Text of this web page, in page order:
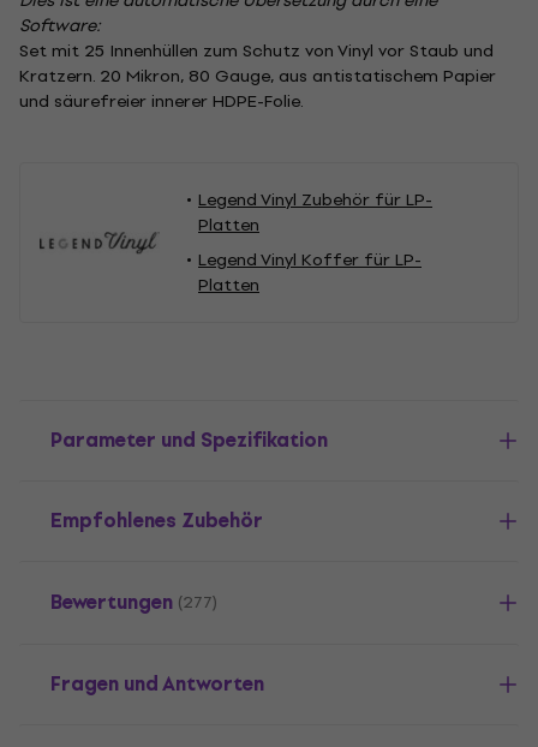
Software:
Set mit 25 Innenhüllen zum Schutz von Vinyl vor Staub und
Kratzern. 20 Mikron, 80 Gauge, aus antistatischem Papier
und säurefreier innerer HDPE-Folie.
Legend Vinyl Zubehör für LP-
Platten
Legend Vinyl Koffer für LP-
Platten
Parameter und Spezifikation
Empfohlenes Zubehör
Bewertungen (277)
Fragen und Antworten